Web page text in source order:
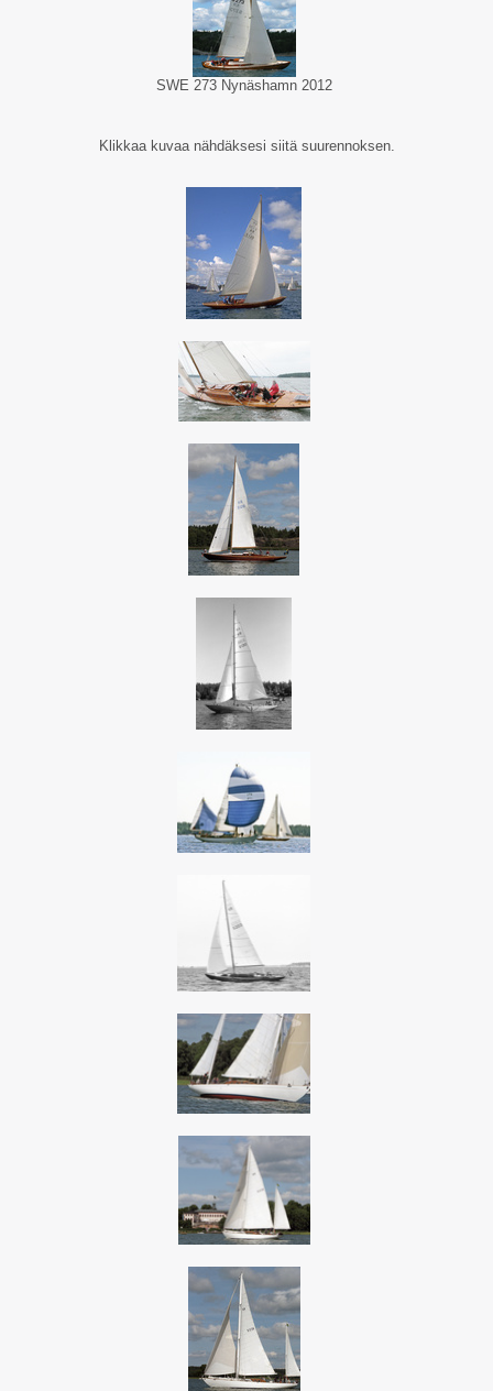
SWE 273 Nynäshamn 2012
Klikkaa kuvaa nähdäksesi siitä suurennoksen.